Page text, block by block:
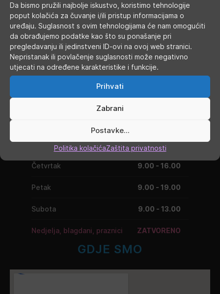
Da bismo pružili najbolje iskustvo, koristimo tehnologije
poput kolačića za čuvanje i/ili pristup informacijama o
uređaju. Suglasnost s ovim tehnologijama će nam omogućiti
da obrađujemo podatke kao što su ponašanje pri
pregledavanju ili jedinstveni ID-ovi na ovoj web stranici.
Nepristanak ili povlačenje suglasnosti može negativno
utjecati na određene karakteristike i funkcije.
Prihvati
Zabrani
Postavke...
Politika kolačićaZaštita privatnosti
RADNO VRIJEME
Srijeda 9.00 - 16.00
Četvrtak 9.00 - 16.00
Petak 9.00 - 19.00
Subota 9.00 - 13.00
Nedjelja, blagdani, praznici ZATVORENO
GDJE SMO